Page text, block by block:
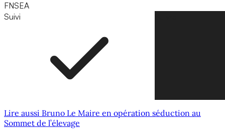
FNSEA
Suivi
Lire aussi Bruno Le Maire en opération séduction au
Sommet de l’élevage